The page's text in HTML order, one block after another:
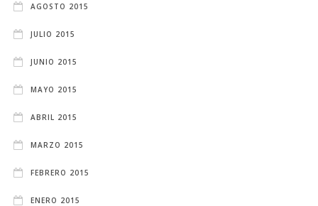
AGOSTO 2015
JULIO 2015
JUNIO 2015
MAYO 2015
ABRIL 2015
MARZO 2015
FEBRERO 2015
ENERO 2015